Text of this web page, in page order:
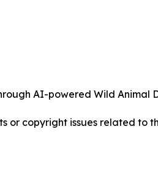
AI-powered Wild Animal
or copyright issues related to